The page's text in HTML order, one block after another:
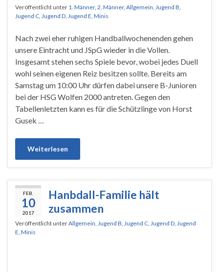
Veröffentlicht unter 1. Männer, 2. Männer, Allgemein Jugend B
Jugend C Jugend D Jugend E Minis
Nach zwei eher ruhigen Handballwochenenden gehen
unsere Eintracht und JSpG wieder in die Vollen.
Insgesamt stehen sechs Spiele bevor, wobei jedes Duell
wohl seinen eigenen Reiz besitzen sollte. Bereits am
Samstag um 10:00 Uhr dürfen dabei unsere B-Junioren
bei der HSG Wolfen 2000 antreten. Gegen den
Tabellenletzten kann es für die Schützlinge von Horst
Gusek …
Weiterlesen
FEB.
10
2017
Hanbdall-Familie hält
zusammen
Veröffentlicht unterAllgemein Jugend B Jugend C Jugend D Jugend
E Minis